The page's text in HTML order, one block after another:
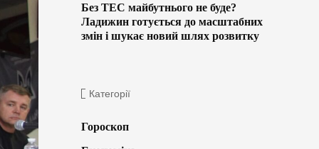
Без ТЕС майбутнього не буде?
Ладижин готується до масштабних
змін і шукає новий шлях розвитку
Категорії
Гороскоп